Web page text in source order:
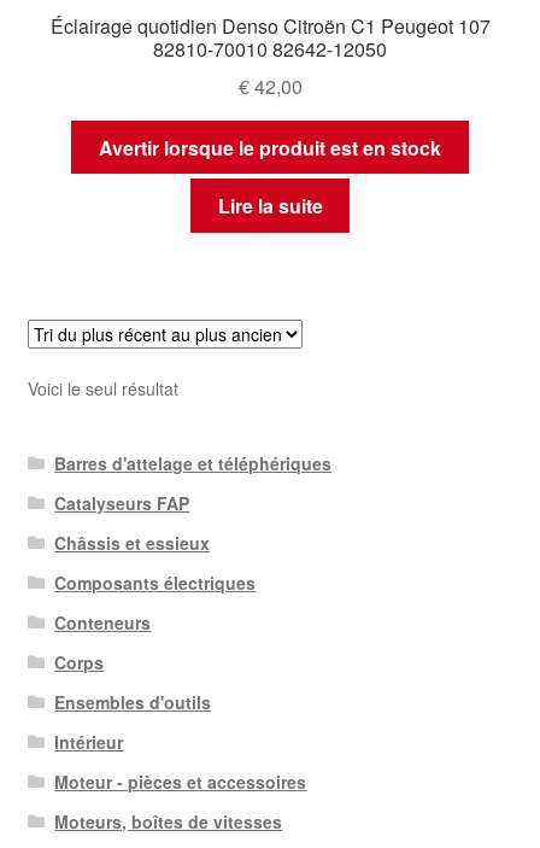
Éclairage quotidien Denso Citroën C1 Peugeot 107
82810-70010 82642-12050
€42,00
Avertir lorsque le produit est en stock
Lire la suite
Voici le seul résultat
Barres d'attelage et téléphériques
Catalyseurs FAP
Châssis et essieux
Composants électriques
Conteneurs
Corps
Ensembles d'outils
Intérieur
Moteur - pièces et accessoires
Moteurs, boîtes de vitesses